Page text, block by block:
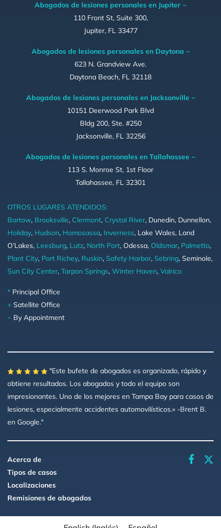
Abogados de lesiones personales en Jupiter ~
110 Front St, Suite 300,
Jupiter, FL 33477
Abogados de lesiones personales en Daytona ~
623 N. Grandview Ave.
Daytona Beach, FL 32118
Abogados de lesiones personales en Jacksonville ~
10151 Deerwood Park Blvd
Bldg 200, Ste. #250
Jacksonville, FL 32256
Abogados de lesiones personales en Tallahassee ~
113 S. Monroe St, 1st Floor
Tallahassee, FL 32301
OTROS LUGARES ATENDIDOS:
Bartow, Brooksville, Clermont, Crystal River, Dunedin, Dunnellon,
Holiday, Hudson, Homosassa, Inverness, Lake Wales, Land
O’Lakes, Leesburg, Lutz, North Port, Odessa, Oldsmar, Palmetto,
Plant City, Port Richey, Ruskin, Safety Harbor, Sebring, Seminole,
Sun City Center, Tarpon Springs, Winter Haven, Valrico
* Principal Office
+ Satellite Office
~ By Appointment
"Este bufete de abogados es organizado, rápido y
obtiene resultados. Los abogados y todo el equipo son
impresionantes. Uno de los mejores en Tampa Bay para casos de
lesiones, especialmente accidentes automovilísticos.» -Brent B.
en Google."
Acerca de
Tipos de casos
Localizaciones
Remisiones de abogados